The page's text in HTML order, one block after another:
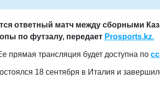
ответный матч между сборными
по футзалу, передает Prosports.kz.
прямая трансляция будет доступна по
18 сентября в Италия и